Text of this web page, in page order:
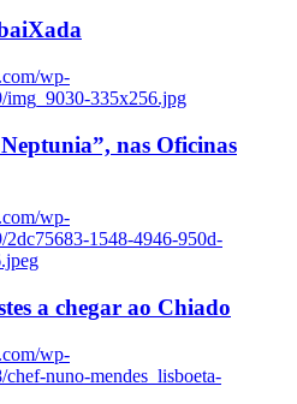
wp-
img_9030-335x256.jpg
nas Oficinas
wp-
2dc75683-1548-4946-950d-
a chegar ao Chiado
wp-
nuno-mendes_lisboeta-